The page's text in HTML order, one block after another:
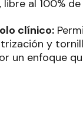
al 100%
clínico:
y
un enfoque